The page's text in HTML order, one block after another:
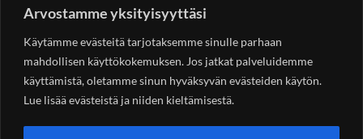
Arvostamme yksityisyyttäsi
Käytämme evästeitä tarjotaksemme sinulle parhaan
mahdollisen käyttökokemuksen. Jos jatkat palveluidemme
käyttämistä, oletamme sinun hyväksyvän evästeiden käytön.
Lue lisää evästeistä ja niiden kieltämisestä.
YHTEYSTIEDOT
Helsingin Rakennuskonevuokraus OySotungintie 449,